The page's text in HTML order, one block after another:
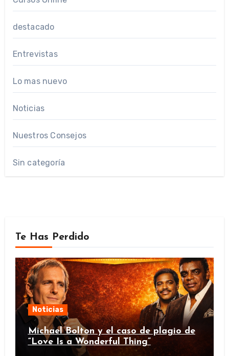
destacado
Entrevistas
Lo mas nuevo
Noticias
Nuestros Consejos
Sin categoría
Te Has Perdido
Noticias
Michael Bolton y el caso de plagio de
“Love Is a Wonderful Thing”